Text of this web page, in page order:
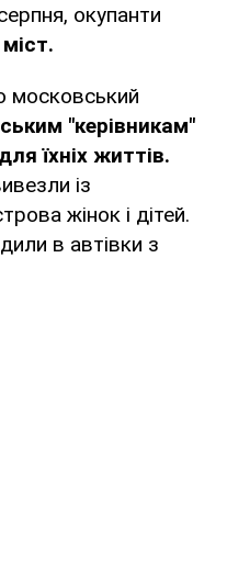
окупанти
московський
"керівникам"
їхніх життів.
із
жінок і дітей.
в автівки з